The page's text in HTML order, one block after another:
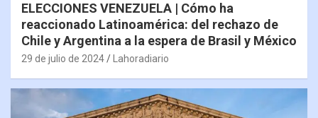
ELECCIONES VENEZUELA | Cómo ha
reaccionado Latinoamérica: del rechazo de
Chile y Argentina a la espera de Brasil y México
29 de julio de 2024 Lahoradiario